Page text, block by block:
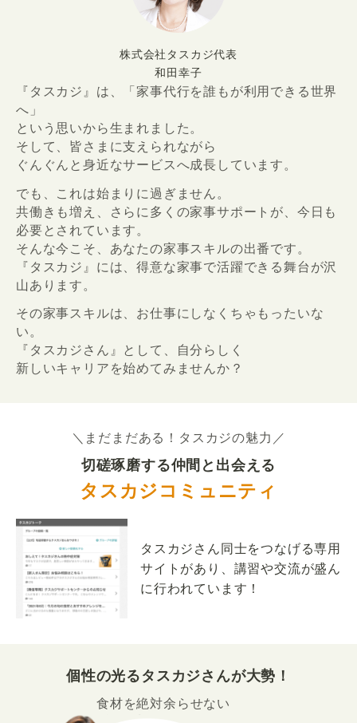
株式会社タスカジ代表
和田幸子
『タスカジ』は、「家事代行を誰もが利用できる世界
へ」
という思いから生まれました。
そして、皆さまに支えられながら
ぐんぐんと身近なサービスへ成長しています。
でも、これは始まりに過ぎません。
共働きも増え、さらに多くの家事サポートが、今日も
必要とされています。
そんな今こそ、あなたの家事スキルの出番です。
『タスカジ』には、得意な家事で活躍できる舞台が沢
山あります。
その家事スキルは、お仕事にしなくちゃもったいな
い。
『タスカジさん』として、自分らしく
新しいキャリアを始めてみませんか？
＼まだまだある！タスカジの魅力／
切磋琢磨する仲間と出会える
タスカジコミュニティ
タスカジさん同士をつなげる専用
サイトがあり、講習や交流が盛ん
に行われています！
個性の光るタスカジさんが大勢！
食材を絶対余らせない